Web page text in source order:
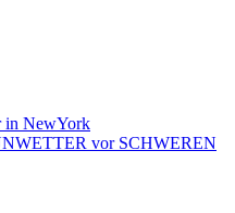
in NewYork
vor SCHWEREN